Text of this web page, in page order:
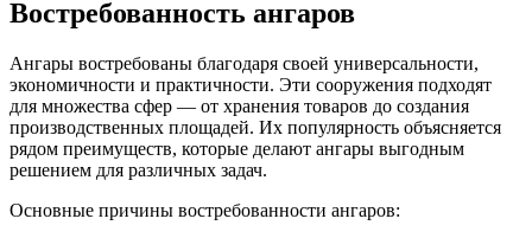
Востребованность ангаров
Ангары востребованы благодаря своей универсальности,
экономичности и практичности. Эти сооружения подходят
для множества сфер — от хранения товаров до создания
производственных площадей. Их популярность объясняется
рядом преимуществ, которые делают ангары выгодным
решением для различных задач.
Основные причины востребованности ангаров: